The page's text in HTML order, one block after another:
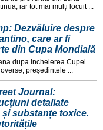
iar tot mai mulți locuit ...
Dezvăluire despre
care ar fi
din Cupa Mondială
dupa incheierea Cupei
președintele ...
Journal:
detaliate
substanțe toxice.